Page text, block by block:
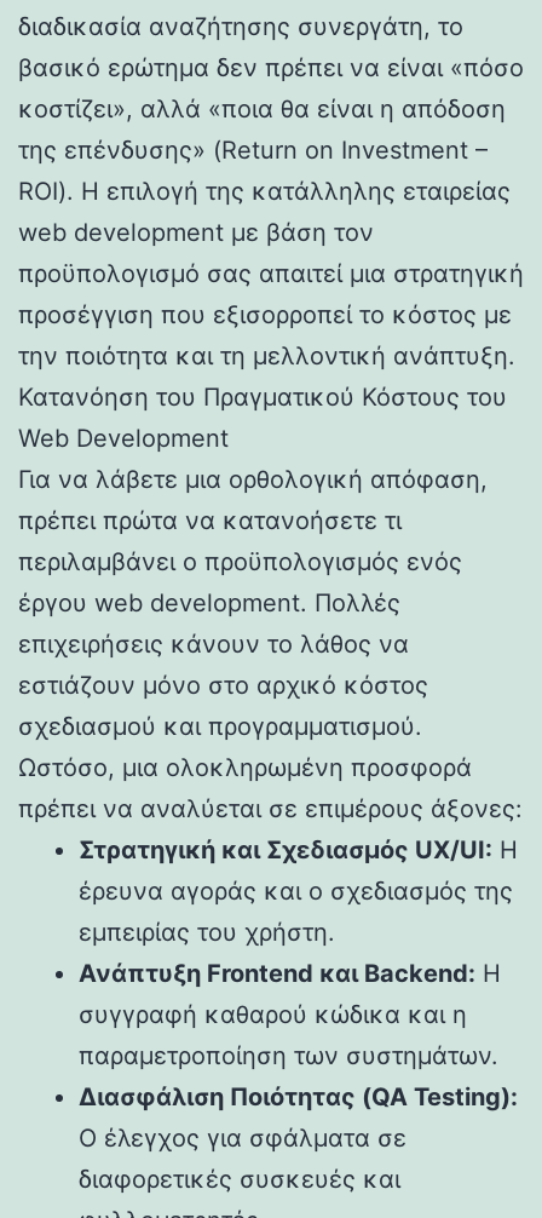
διαδικασία αναζήτησης συνεργάτη, το
βασικό ερώτημα δεν πρέπει να είναι «πόσο
κοστίζει», αλλά «ποια θα είναι η απόδοση
της επένδυσης» (Return on Investment –
ROI). Η επιλογή της κατάλληλης εταιρείας
web development με βάση τον
προϋπολογισμό σας απαιτεί μια στρατηγική
προσέγγιση που εξισορροπεί το κόστος με
την ποιότητα και τη μελλοντική ανάπτυξη.
Κατανόηση του Πραγματικού Κόστους του
Web Development
Για να λάβετε μια ορθολογική απόφαση,
πρέπει πρώτα να κατανοήσετε τι
περιλαμβάνει ο προϋπολογισμός ενός
έργου web development. Πολλές
επιχειρήσεις κάνουν το λάθος να
εστιάζουν μόνο στο αρχικό κόστος
σχεδιασμού και προγραμματισμού.
Ωστόσο, μια ολοκληρωμένη προσφορά
πρέπει να αναλύεται σε επιμέρους άξονες:
Στρατηγική και Σχεδιασμός UX/UI: Η
έρευνα αγοράς και ο σχεδιασμός της
εμπειρίας του χρήστη.
Ανάπτυξη Frontend και Backend: Η
συγγραφή καθαρού κώδικα και η
παραμετροποίηση των συστημάτων.
Διασφάλιση Ποιότητας (QA Testing):
Ο έλεγχος για σφάλματα σε
διαφορετικές συσκευές και